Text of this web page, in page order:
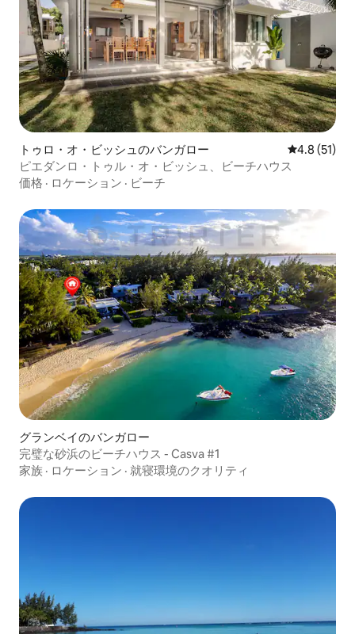
トゥロ・オ・ビッシュのバンガロー レビュー51
4.8 (51)
ピエダンロ・トゥル・オ・ビッシュ、ビーチハウス
価格 · ロケーション · ビーチ
グランベイのバンガロー
完璧な砂浜のビーチハウス - Casva #1
家族 · ロケーション · 就寝環境のクオリティ